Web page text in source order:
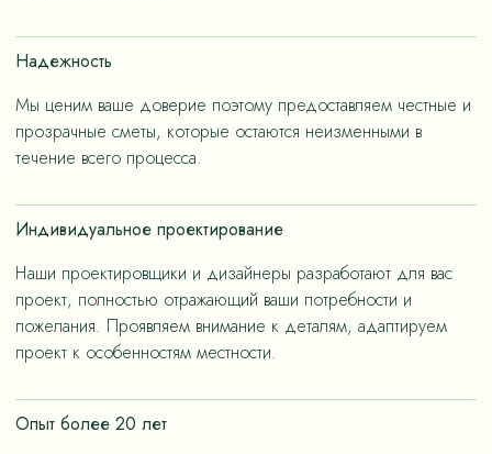
счет дизайнерских решений, ориентированных на
«медленную моду».
Надежность
Мы ценим ваше доверие поэтому предоставляем честные и
прозрачные сметы, которые остаются неизменными в
течение всего процесса.
Индивидуальное проектирование
Наши проектировщики и дизайнеры разработают для вас
проект, полностью отражающий ваши потребности и
пожелания. Проявляем внимание к деталям, адаптируем
проект к особенностям местности.
Опыт более 20 лет